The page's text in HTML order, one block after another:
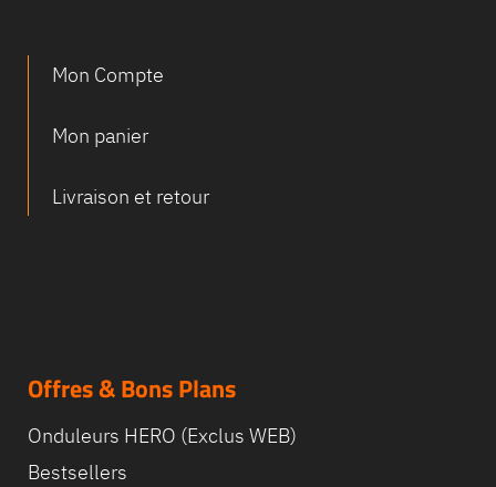
Mon Compte
Mon panier
Livraison et retour
Offres & Bons Plans
Onduleurs HERO (Exclus WEB)
Bestsellers